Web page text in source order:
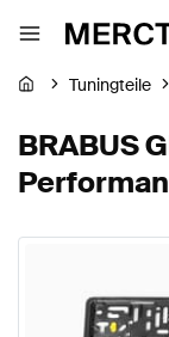
Tuningteile
BRABUS